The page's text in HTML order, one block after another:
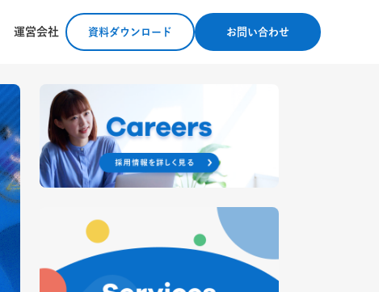
運営会社 資料ダウンロード お問い合わせ